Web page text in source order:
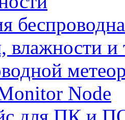
влажности
Node